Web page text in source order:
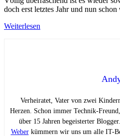
doch erst letztes Jahr und nun schon
Weiterlesen
Verheiratet, Vater von zwei
Herzen. Schon immer Technik-
über 15 Jahren begeisterter
Weberkümmern wir uns um alle IT-